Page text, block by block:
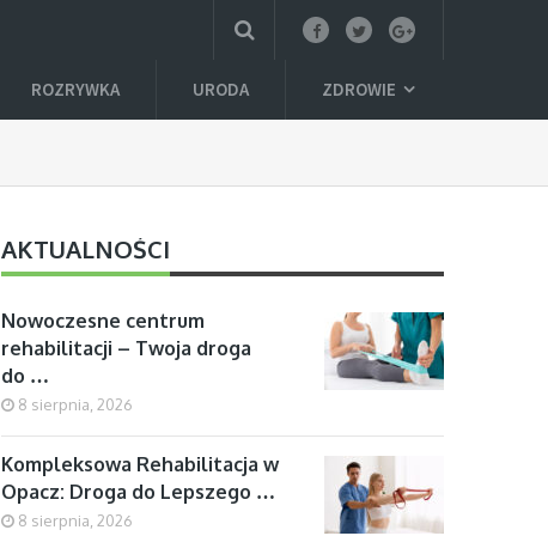
ROZRYWKA URODA ZDROWIE
AKTUALNOŚCI
Nowoczesne centrum
rehabilitacji – Twoja droga
do …
8 sierpnia, 2026
Kompleksowa Rehabilitacja w
Opacz: Droga do Lepszego …
8 sierpnia, 2026